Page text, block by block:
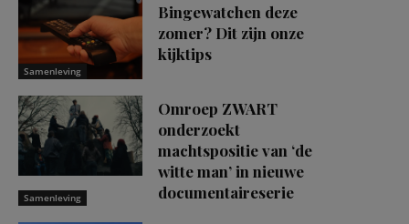
Samenleving
Bingewatchen deze
zomer? Dit zijn onze
kijktips
Samenleving
Omroep ZWART
onderzoekt
machtspositie van ‘de
witte man’ in nieuwe
documentaireserie